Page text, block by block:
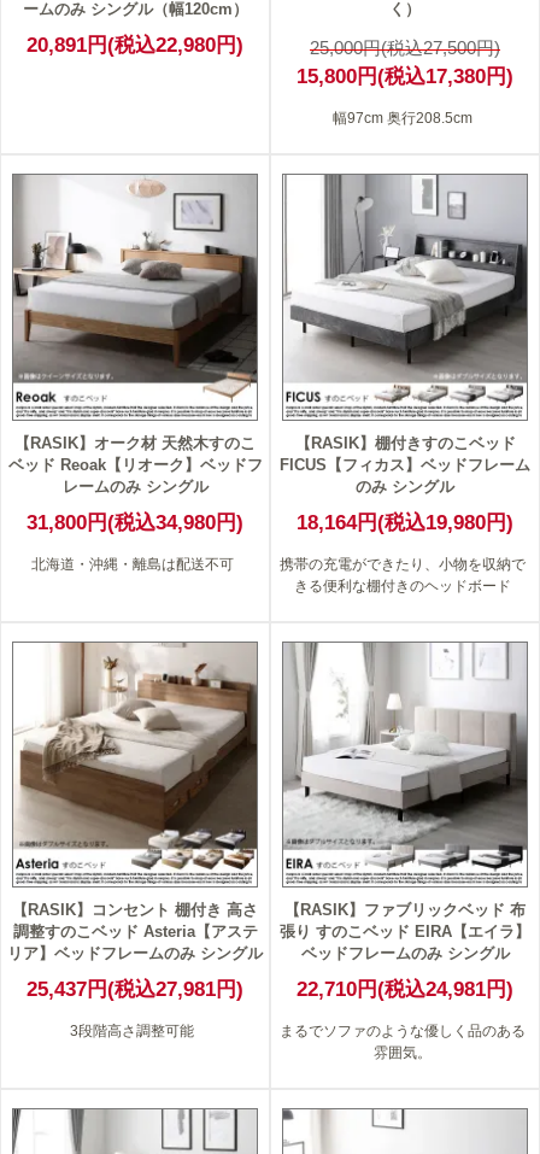
ームのみ シングル（幅120cm）
20,891円(税込22,980円)
く）
25,000円(税込27,500円)
15,800円(税込17,380円)
幅97cm 奥行208.5cm
【RASIK】オーク材 天然木すのこ
ベッド Reoak【リオーク】ベッドフ
レームのみ シングル
31,800円(税込34,980円)
北海道・沖縄・離島は配送不可
【RASIK】棚付きすのこベッド
FICUS【フィカス】ベッドフレーム
のみ シングル
18,164円(税込19,980円)
携帯の充電ができたり、小物を収納で
きる便利な棚付きのヘッドボード
【RASIK】コンセント 棚付き 高さ
調整すのこベッド Asteria【アステ
リア】ベッドフレームのみ シングル
25,437円(税込27,981円)
3段階高さ調整可能
【RASIK】ファブリックベッド 布
張り すのこベッド EIRA【エイラ】
ベッドフレームのみ シングル
22,710円(税込24,981円)
まるでソファのような優しく品のある
雰囲気。